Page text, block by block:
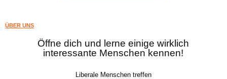
ÜBER UNS
Öffne dich und lerne einige wirklich
interessante Menschen kennen!
Liberale Menschen treffen